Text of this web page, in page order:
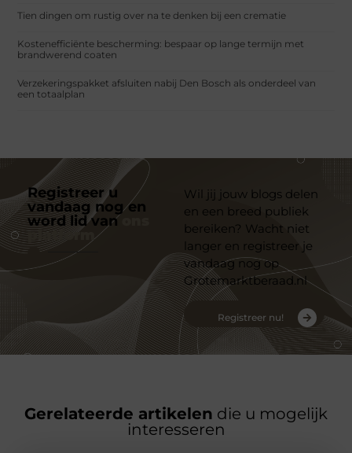
Tien dingen om rustig over na te denken bij een crematie
Kostenefficiënte bescherming: bespaar op lange termijn met
brandwerend coaten
Verzekeringspakket afsluiten nabij Den Bosch als onderdeel van
een totaalplan
Registreer u
vandaag nog en
word lid van
platform
Wil jij jouw blogs delen
en een breed publiek
bereiken? Wacht niet
langer en registreer je
vandaag nog op
Grotemarktberaad.nl
Registreer nu!
Gerelateerde artikelen die u mogelijk
interesseren